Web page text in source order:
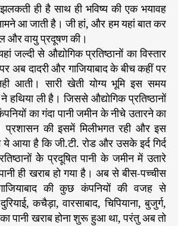
त्र
e
औ
र
यु
का
प्र
दू
ष
ण
ब
न
ता
जा
र
हा
है
मौ
झलकती ही है साथ ही भविष्य की एक भयावह
आ जाती है। जी हां, और हम यहां बात कर
और वायु प्रदूषण की।
जल्दी से औद्योगिक प्रतिष्ठानों का विस्तार
अब दादरी और गाजियाबाद के बीच कहीं पर
आती। सारी खेती योग्य भूमि इस समय
ने हथिया ली है। जिससे औद्योगिक प्रतिष्ठानों
का गंदा पानी जमीन के नीचे उतारने का
प्रशासन की इसमें मिलीभगत रही और इस
ये आया है कि जी.टी. रोड और उसके इर्द गिर्द
केे प्रदूषित पानी के जमीन में उतारे
ही खराब हो गया है। अब से बीस-पच्चीस
की कुछ कंपनियों की वजह से
कचैड़ा, वारसाबाद, चिपियाना, बुजुर्ग,
का पानी खराब होना शुरू हुआ था, परंतु अब तो